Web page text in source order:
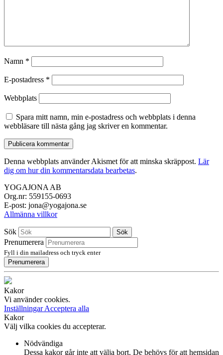
Namn *
E-postadress *
Webbplats
Spara mitt namn, min e-postadress och webbplats i denna
webbläsare till nästa gång jag skriver en kommentar.
Denna webbplats använder Akismet för att minska skräppost. Lär
dig om hur din kommentarsdata bearbetas.
YOGAJONA AB
Org.nr: 559155-0693
E-post: jona@yogajona.se
Allmänna villkor
Sök Sök
Prenumerera
Fyll i din mailadress och tryck enter
Prenumerera
Kakor
Vi använder cookies.
InställningarAcceptera alla
Kakor
Välj vilka cookies du accepterar.
Nödvändiga
Dessa kakor går inte att välja bort. De behövs för att hemsidan